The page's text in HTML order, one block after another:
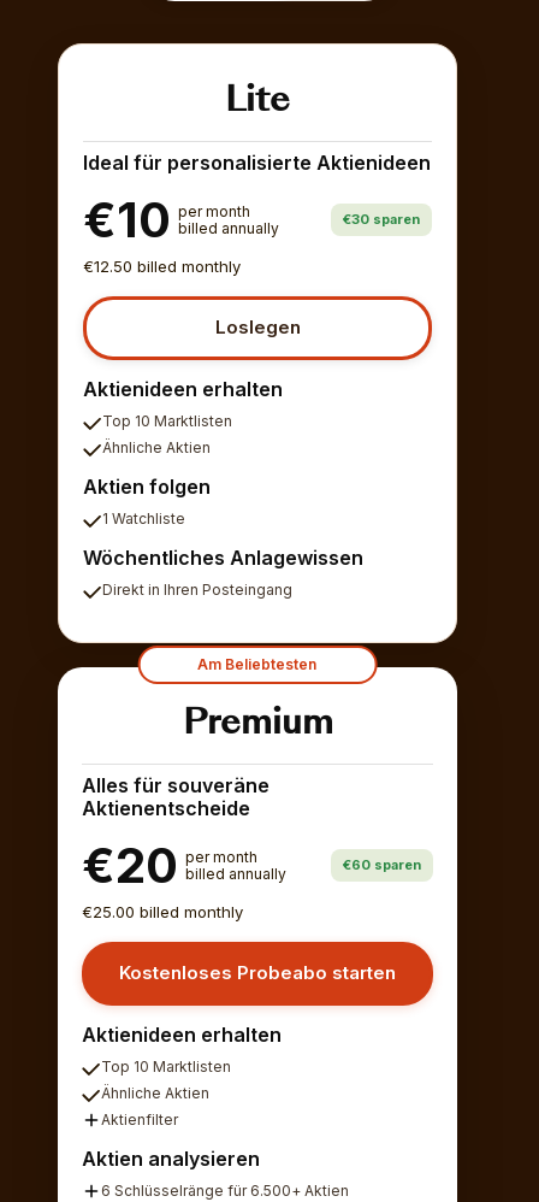
Lite
Ideal für personalisierte Aktienideen
€10 per month
billed annually
€30 sparen
€12.50 billed monthly
Loslegen
Aktienideen erhalten
Top 10 Marktlisten
Ähnliche Aktien
Aktien folgen
1 Watchliste
Wöchentliches Anlagewissen
Direkt in Ihren Posteingang
Am Beliebtesten
Premium
Alles für souveräne
Aktienentscheide
€20 per month
billed annually
€60 sparen
€25.00 billed monthly
Kostenloses Probeabo starten
Aktienideen erhalten
Top 10 Marktlisten
Ähnliche Aktien
Aktienfilter
Aktien analysieren
6 Schlüsselränge für 6.500+ Aktien